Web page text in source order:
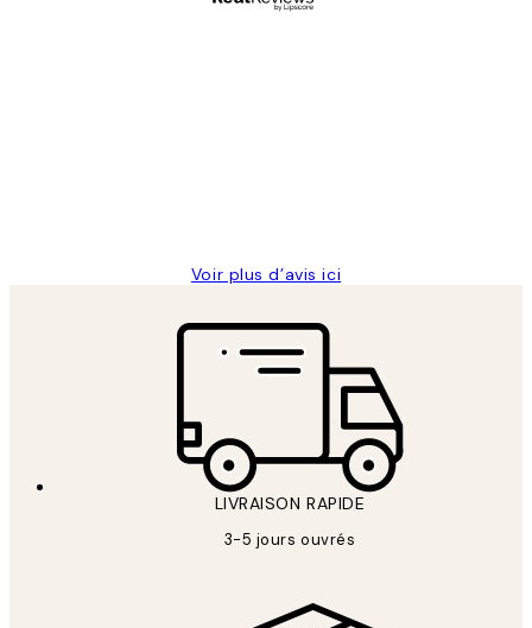
Voir plus d’avis ici
LIVRAISON RAPIDE
3-5 jours ouvrés